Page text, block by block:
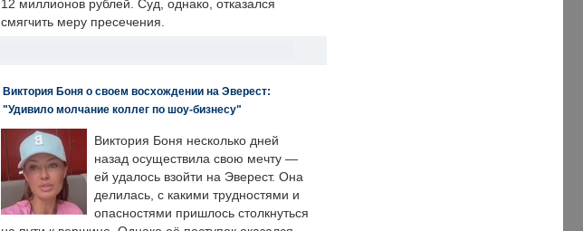
12 миллионов рублей. Суд, однако, отказался
смягчить меру пресечения.
Виктория Боня о своем восхождении на Эверест:
"Удивило молчание коллег по шоу-бизнесу"
Виктория Боня несколько дней
назад осуществила свою мечту —
ей удалось взойти на Эверест. Она
делилась, с какими трудностями и
опасностями пришлось столкнуться